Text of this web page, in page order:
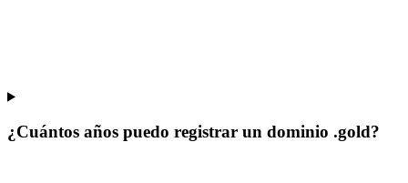
¿Cuántos años puedo registrar un dominio .gold?